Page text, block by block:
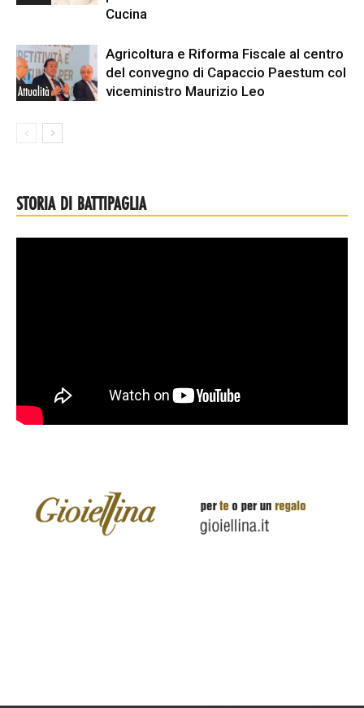
Cucina
Attualità
Agricoltura e Riforma Fiscale al centro
del convegno di Capaccio Paestum col
viceministro Maurizio Leo
STORIA DI BATTIPAGLIA